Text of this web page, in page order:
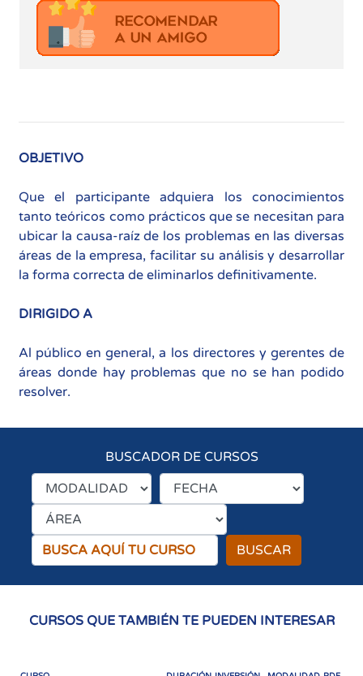
OBJETIVO
Que el participante adquiera los conocimientos
tanto teóricos como prácticos que se necesitan para
ubicar la causa-raíz de los problemas en las diversas
áreas de la empresa, facilitar su análisis y desarrollar
la forma correcta de eliminarlos definitivamente.
DIRIGIDO A
Al público en general, a los directores y gerentes de
áreas donde hay problemas que no se han podido
resolver.
BUSCADOR DE CURSOS
BUSCAR
CURSOS QUE TAMBIÉN TE PUEDEN INTERESAR